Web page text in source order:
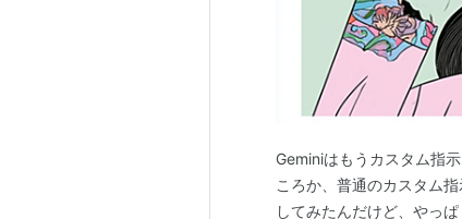
Google爆弾
Googlewhack
Google Scholar
Googkle.com
Geminiはもうカスタム指
ころか、普通のカスタム
してみたんだけど、やっ